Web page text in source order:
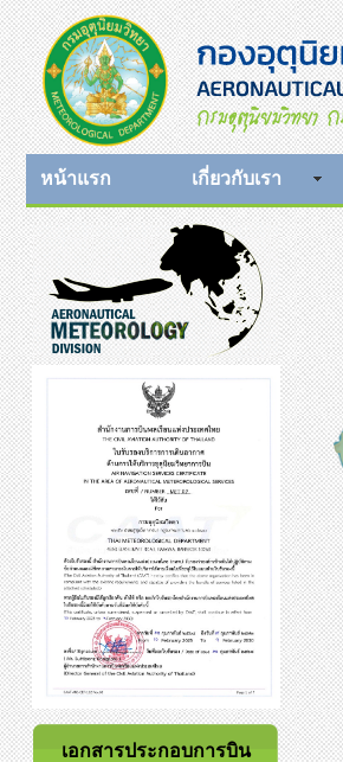
หน้าแรก เกี่ยวกับเรา
เอกสารประกอบการบิน